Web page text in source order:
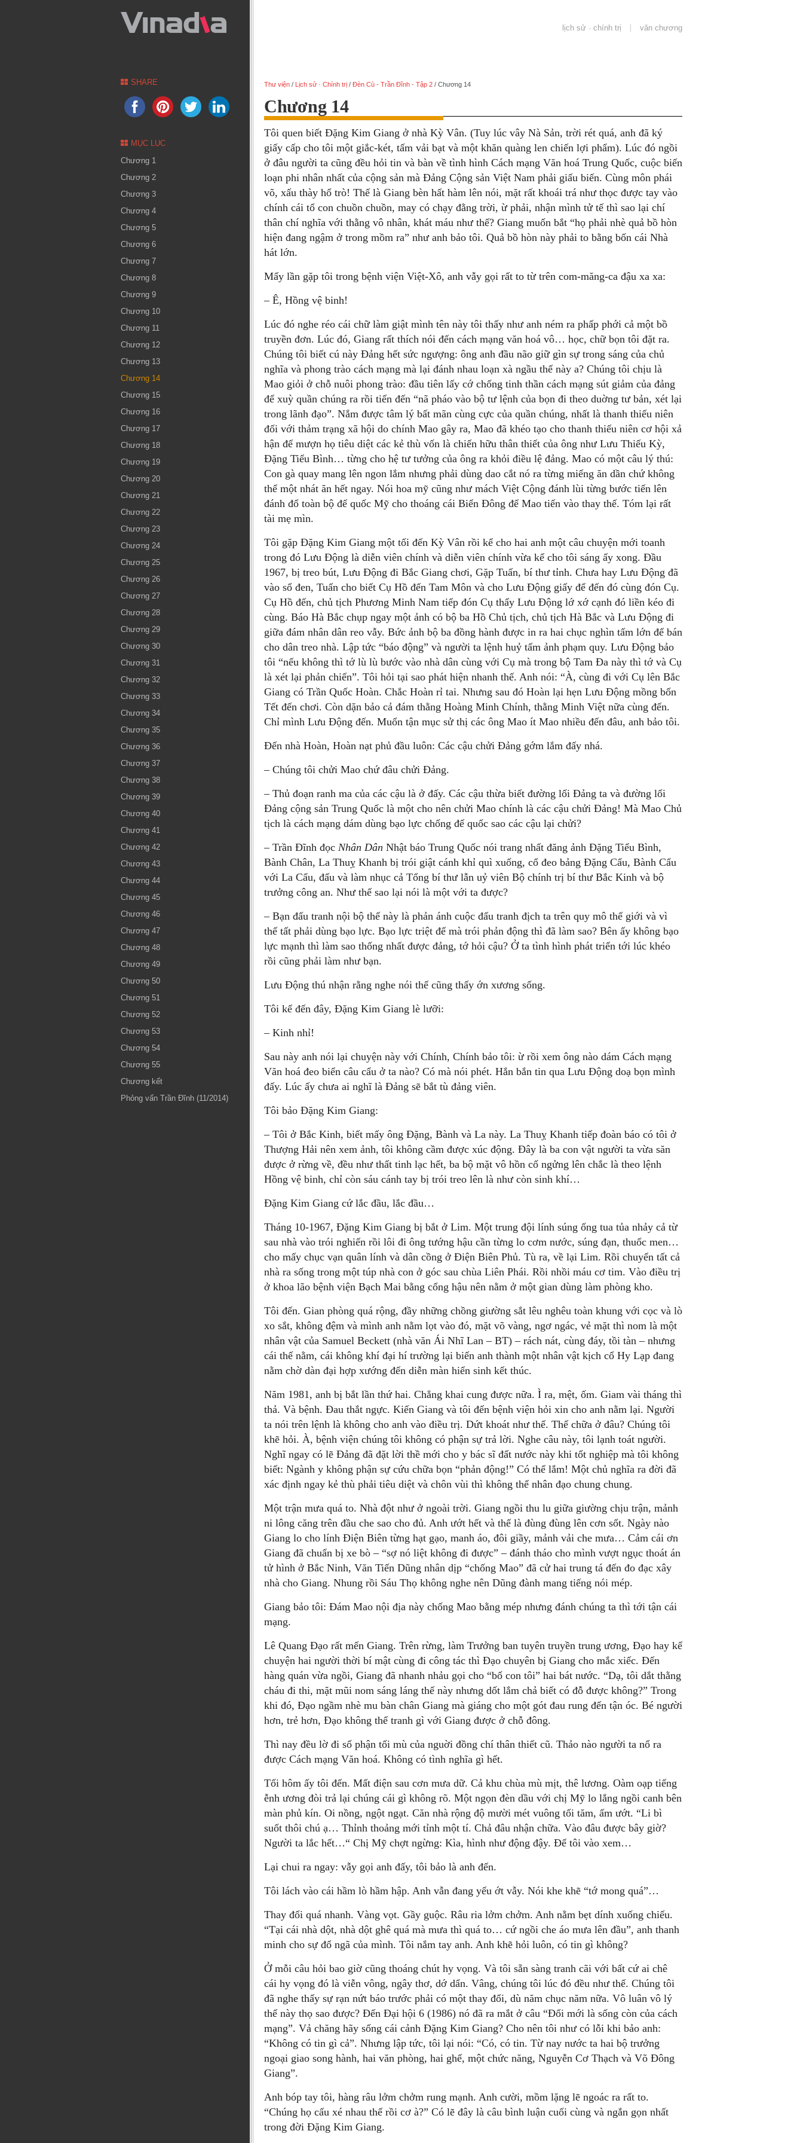
lịch sử · chính trị văn chương
Thư viện / Lịch sử · Chính trị / Đèn Cù - Trần Đĩnh - Tập 2 / Chương 14
Chương 14
Tôi quen biết Đặng Kim Giang ở nhà Kỳ Vân. (Tuy lúc vây Nà Sản, trời rét quá, anh đã ký
giấy cấp cho tôi một giắc-két, tấm vải bạt và một khăn quàng len chiến lợi phẩm). Lúc đó ngồi
ở đâu người ta cũng đều hỏi tin và bàn về tình hình Cách mạng Văn hoá Trung Quốc, cuộc biến
loạn phi nhân nhất của cộng sản mà Đảng Cộng sản Việt Nam phải giấu biến. Cùng môn phái
võ, xấu thày hổ trò! Thế là Giang bèn hất hàm lên nói, mặt rất khoái trá như thọc được tay vào
chính cái tổ con chuồn chuồn, may có chạy đằng trời, ừ phải, nhận mình tử tế thì sao lại chí
thân chí nghĩa với thằng vô nhân, khát máu như thế? Giang muốn bắt “họ phải nhè quả bồ hòn
hiện đang ngậm ở trong mồm ra” như anh bảo tôi. Quả bồ hòn này phải to bằng bốn cái Nhà
hát lớn.
Mấy lần gặp tôi trong bệnh viện Việt-Xô, anh vẫy gọi rất to từ trên com-măng-ca đậu xa xa:
– Ê, Hồng vệ binh!
Lúc đó nghe réo cái chữ làm giật mình tên này tôi thấy như anh ném ra phấp phới cả một bồ
truyền đơn. Lúc đó, Giang rất thích nói đến cách mạng văn hoá vô… học, chữ bọn tôi đặt ra.
Chúng tôi biết cú này Đảng hết sức ngượng: ông anh đầu não giữ gìn sự trong sáng của chủ
nghĩa và phong trào cách mạng mà lại đánh nhau loạn xà ngầu thế này a? Chúng tôi chịu là
Mao giỏi ở chỗ nuôi phong trào: đầu tiên lấy cớ chống tinh thần cách mạng sút giảm của đảng
để xuỳ quần chúng ra rồi tiến đến “nã pháo vào bộ tư lệnh của bọn đi theo duờng tư bản, xét lại
trong lãnh đạo”. Nắm được tâm lý bất mãn cùng cực của quần chúng, nhất là thanh thiếu niên
đối với thảm trạng xã hội do chính Mao gây ra, Mao đã khéo tạo cho thanh thiếu niên cơ hội xả
hận để mượn họ tiêu diệt các kẻ thù vốn là chiến hữu thân thiết của ông như Lưu Thiếu Kỳ,
Đặng Tiểu Bình… từng cho hệ tư tưởng của ông ra khỏi điều lệ đảng. Mao có một câu lý thú:
Con gà quay mang lên ngon lắm nhưng phải dùng dao cắt nó ra từng miếng ăn dần chứ không
thể một nhát ăn hết ngay. Nói hoa mỹ cũng như mách Việt Cộng đánh lùi từng bước tiến lên
đánh đổ toàn bộ đế quốc Mỹ cho thoáng cái Biển Đông để Mao tiến vào thay thế. Tóm lại rất
tài mẹ mìn.
Tôi gặp Đặng Kim Giang một tối đến Kỳ Vân rồi kể cho hai anh một câu chuyện mới toanh
trong đó Lưu Động là diễn viên chính và diễn viên chính vừa kể cho tôi sáng ấy xong. Đầu
1967, bị treo bút, Lưu Động đi Bắc Giang chơi, Gặp Tuấn, bí thư tỉnh. Chưa hay Lưu Động đã
vào sổ đen, Tuấn cho biết Cụ Hồ đến Tam Môn và cho Lưu Động giấy để đến đó cùng đón Cụ.
Cụ Hồ đến, chủ tịch Phương Minh Nam tiếp đón Cụ thấy Lưu Động lớ xớ cạnh đó liền kéo đi
cùng. Báo Hà Bắc chụp ngay một ảnh có bộ ba Hồ Chủ tịch, chủ tịch Hà Bắc và Lưu Động đi
giữa đám nhân dân reo vẫy. Bức ảnh bộ ba đồng hành được in ra hai chục nghìn tấm lớn để bán
cho dân treo nhà. Lập tức “báo động” và người ta lệnh huỷ tấm ảnh phạm quy. Lưu Động bảo
tôi “nếu không thì tớ lù lù bước vào nhà dân cùng với Cụ mà trong bộ Tam Đa này thì tớ và Cụ
là xét lại phản chiến”. Tôi hỏi tại sao phát hiện nhanh thế. Anh nói: “À, cùng đi với Cụ lên Bắc
Giang có Trần Quốc Hoàn. Chắc Hoàn rỉ tai. Nhưng sau đó Hoàn lại hẹn Lưu Động mồng bốn
Tết đến chơi. Còn dặn bảo cả đám thằng Hoàng Minh Chính, thằng Minh Việt nữa cùng đến.
Chỉ mình Lưu Động đến. Muổn tận mục sử thị các ông Mao ít Mao nhiều đến đâu, anh bảo tôi.
Đến nhà Hoàn, Hoàn nạt phủ đầu luôn: Các cậu chửi Đảng gớm lắm đấy nhá.
– Chúng tôi chửi Mao chứ đâu chửi Đảng.
– Thủ đoạn ranh ma của các cậu là ở đấy. Các cậu thừa biết đường lối Đảng ta và đường lối
Đảng cộng sản Trung Quốc là một cho nên chửi Mao chính là các cậu chửi Đảng! Mà Mao Chủ
tịch là cách mạng dám dùng bạo lực chống đế quốc sao các cậu lại chửi?
– Trần Đĩnh đọc Nhân Dân Nhật báo Trung Quốc nói trang nhất đăng ảnh Đặng Tiểu Bình,
Bành Chân, La Thuỵ Khanh bị trói giật cánh khỉ quì xuống, cổ đeo bảng Đặng Cẩu, Bành Cẩu
với La Cẩu, đấu và làm nhục cả Tổng bí thư lẫn uỷ viên Bộ chính trị bí thư Bắc Kinh và bộ
trưởng công an. Như thế sao lại nói là một với ta được?
– Bạn đấu tranh nội bộ thế này là phản ánh cuộc đấu tranh địch ta trên quy mô thế giới và vì
thế tất phải dùng bạo lực. Bạo lực triệt để mà trói phản động thì đã làm sao? Bên ấy không bạo
lực mạnh thì làm sao thống nhất được đảng, tớ hỏi cậu? Ở ta tình hình phát triển tới lúc khéo
rồi cũng phải làm như bạn.
Lưu Động thú nhận rằng nghe nói thế cũng thấy ớn xương sống.
Tôi kể đến đây, Đặng Kim Giang lè lưỡi:
– Kinh nhỉ!
Sau này anh nói lại chuyện này với Chính, Chính bảo tôi: ừ rồi xem ông nào dám Cách mạng
Văn hoá đeo biển câu cẩu ở ta nào? Có mà nói phét. Hắn bắn tin qua Lưu Động doạ bọn mình
đấy. Lúc ấy chưa ai nghĩ là Đảng sẽ bắt tù đảng viên.
Tôi bảo Đặng Kim Giang:
– Tôi ở Bắc Kinh, biết mấy ông Đặng, Bành và La này. La Thuỵ Khanh tiếp đoàn báo có tôi ở
Thượng Hải nên xem ảnh, tôi không cầm được xúc động. Đây là ba con vật người ta vừa săn
được ở rừng về, đều như thất tinh lạc hết, ba bộ mặt vô hồn cố ngửng lên chắc là theo lệnh
Hồng vệ binh, chỉ còn sáu cánh tay bị trói treo lên là như còn sinh khí…
Đặng Kim Giang cứ lắc đầu, lắc đầu…
Tháng 10-1967, Đặng Kim Giang bị bắt ở Lim. Một trung đội lính súng ống tua tủa nhảy cả từ
sau nhà vào trói nghiến rồi lôi đi ông tướng hậu cần từng lo cơm nước, súng đạn, thuốc men…
cho mấy chục vạn quân lính và dân cồng ở Điện Biên Phủ. Tù ra, về lại Lim. Rồi chuyển tất cả
nhà ra sống trong một túp nhà con ở góc sau chùa Liên Phái. Rồi nhồi máu cơ tim. Vào điều trị
ở khoa lão bệnh viện Bạch Mai bằng cổng hậu nên nằm ở một gian dùng làm phòng kho.
Tôi đến. Gian phòng quá rộng, đầy những chồng giường sắt lêu nghêu toàn khung với cọc và lò
xo sắt, không đệm và mình anh nằm lọt vào đó, mặt võ vàng, ngơ ngác, vẻ mặt thì nom là một
nhân vật của Samuel Beckett (nhà văn Ái Nhĩ Lan – BT) – rách nát, cùng đáy, tồi tàn – nhưng
cái thế nằm, cái không khí đại hí trường lại biến anh thành một nhân vật kịch cổ Hy Lạp đang
nằm chờ dàn đại hợp xướng đến diễn màn hiển sinh kết thúc.
Năm 1981, anh bị bắt lần thứ hai. Chẳng khai cung được nữa. Ì ra, mệt, ốm. Giam vài tháng thì
thả. Và bệnh. Đau thắt ngực. Kiến Giang và tôi đến bệnh viện hỏi xin cho anh nằm lại. Người
ta nói trên lệnh là không cho anh vào điều trị. Dứt khoát như thế. Thế chữa ở đâu? Chúng tôi
khẽ hỏi. À, bệnh viện chúng tôi không có phận sự trả lời. Nghe câu này, tôi lạnh toát người.
Nghĩ ngay có lẽ Đảng đã đặt lời thề mới cho y bác sĩ đất nước này khi tốt nghiệp mà tôi không
biết: Ngành y không phận sự cứu chữa bọn “phản động!” Có thể lắm! Một chủ nghĩa ra đời đã
xác định ngay kẻ thù phải tiêu diệt và chôn vùi thì không thể nhân đạo chung chung.
Một trận mưa quá to. Nhà đột như ở ngoài trời. Giang ngồi thu lu giữa giường chịu trận, mảnh
ni lông căng trên đầu che sao cho đủ. Anh ướt hết và thế là đùng đùng lên cơn sốt. Ngày nào
Giang lo cho lính Điện Biên từng hạt gạo, manh áo, đôi giầy, mảnh vải che mưa… Cảm cái ơn
Giang đã chuẩn bị xe bò – “sợ nó liệt không đi được” – đánh tháo cho mình vượt ngục thoát án
tử hình ở Bắc Ninh, Văn Tiến Dũng nhân dịp “chống Mao” đã cử hai trung tá đến đo đạc xây
nhà cho Giang. Nhung rồi Sáu Thọ không nghe nên Dũng đành mang tiếng nói mép.
Giang bảo tôi: Đám Mao nội địa này chống Mao bằng mép nhưng đánh chúng ta thì tới tận cái
mạng.
Lê Quang Đạo rất mến Giang. Trên rừng, làm Trưởng ban tuyên truyền trung ương, Đạo hay kể
chuyện hai người thời bí mật cùng đi công tác thì Đạo chuyên bị Giang cho mắc xiếc. Đến
hàng quán vừa ngồi, Giang đã nhanh nhảu gọi cho “bố con tôi” hai bát nước. “Dạ, tôi dắt thằng
cháu đi thi, mặt mũi nom sáng láng thế này nhưng dốt lắm chả biết có đỗ được không?” Trong
khi đó, Đạo ngầm nhè mu bàn chân Giang mà giáng cho một gót đau rung đến tận óc. Bé người
hơn, trẻ hơn, Đạo không thể tranh gì với Giang được ở chỗ đông.
Thì nay đều lờ đi số phận tối mù của nguời đồng chí thân thiết cũ. Thảo nào người ta nổ ra
được Cách mạng Văn hoá. Không có tình nghĩa gì hết.
Tối hôm ấy tôi đến. Mất điện sau cơn mưa dữ. Cả khu chùa mù mịt, thê lương. Oàm oạp tiếng
ễnh ương đòi trả lại chúng cái gì không rõ. Một ngọn đèn dầu với chị Mỹ lo lắng ngồi canh bên
màn phủ kín. Oi nồng, ngột ngạt. Căn nhà rộng độ mười mét vuông tối tăm, ấm ướt. “Li bì
suốt thôi chú ạ… Thỉnh thoảng mới tỉnh một tí. Chả đâu nhận chữa. Vào đâu được bây giờ?
Người ta lắc hết…“ Chị Mỹ chợt ngừng: Kìa, hình như động đậy. Để tôi vào xem…
Lại chui ra ngay: vẫy gọi anh đấy, tôi bảo là anh đến.
Tôi lách vào cái hầm lò hầm hập. Anh vẫn đang yếu ớt vẫy. Nói khe khẽ “tớ mong quá”…
Thay đổi quá nhanh. Vàng vọt. Gầy guộc. Râu ria lởm chởm. Anh nằm bẹt dính xuống chiếu.
“Tại cái nhà dột, nhà dột ghê quá mà mưa thì quá to… cứ ngồi che áo mưa lên đầu”, anh thanh
minh cho sự đổ ngã của mình. Tôi nắm tay anh. Anh khẽ hỏi luôn, có tin gì không?
Ở mỗi câu hỏi bao giờ cũng thoáng chút hy vọng. Và tôi sẵn sàng tranh cãi với bất cứ ai chê
cái hy vọng đó là viễn vông, ngây thơ, dớ dẩn. Vâng, chúng tôi lúc đó đều như thế. Chúng tôi
đã nghe thấy sự rạn nứt báo trước phải có một thay đổi, dù năm chục năm nữa. Vô luân vô lý
thế này thọ sao được? Đến Đại hội 6 (1986) nó đã ra mắt ở câu “Đổi mới là sống còn của cách
mạng”. Vả chăng hãy sống cái cảnh Đặng Kim Giang? Cho nên tôi như có lỗi khi bảo anh:
“Không có tin gì cả”. Nhưng lập tức, tôi lại nói: “Có, có tin. Từ nay nước ta hai bộ trưởng
ngoại giao song hành, hai văn phòng, hai ghế, một chức năng, Nguyễn Cơ Thạch và Võ Đông
Giang”.
Anh bóp tay tôi, hàng râu lởm chởm rung mạnh. Anh cười, mồm lặng lẽ ngoác ra rất to.
“Chúng họ cấu xé nhau thế rồi cơ à?” Có lẽ đây là câu bình luận cuối cùng và ngắn gọn nhất
trong đời Đặng Kim Giang.
SHARE
MỤC LỤC
Chương 1
Chương 2
Chương 3
Chương 4
Chương 5
Chương 6
Chương 7
Chương 8
Chương 9
Chương 10
Chương 11
Chương 12
Chương 13
Chương 14
Chương 15
Chương 16
Chương 17
Chương 18
Chương 19
Chương 20
Chương 21
Chương 22
Chương 23
Chương 24
Chương 25
Chương 26
Chương 27
Chương 28
Chương 29
Chương 30
Chương 31
Chương 32
Chương 33
Chương 34
Chương 35
Chương 36
Chương 37
Chương 38
Chương 39
Chương 40
Chương 41
Chương 42
Chương 43
Chương 44
Chương 45
Chương 46
Chương 47
Chương 48
Chương 49
Chương 50
Chương 51
Chương 52
Chương 53
Chương 54
Chương 55
Chương kết
Phỏng vấn Trần Đĩnh (11/2014)